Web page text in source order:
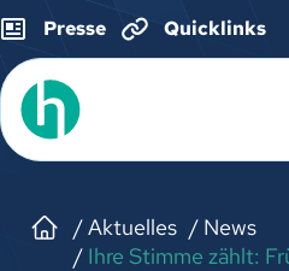
Presse Quicklinks
Aktuelles
News
Ihre Stimme zählt: